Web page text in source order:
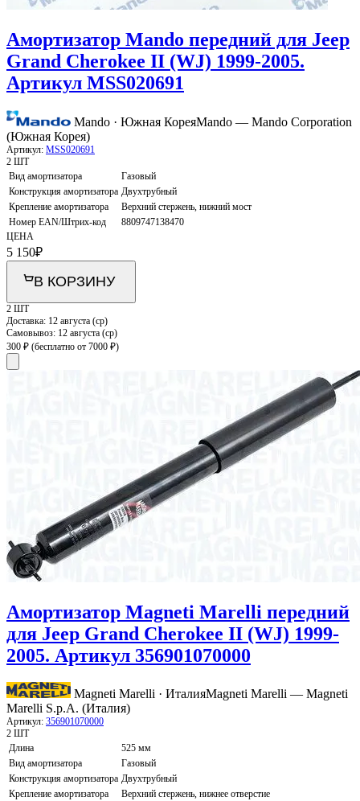
Амортизатор Mando передний для Jeep
Grand Cherokee II (WJ) 1999-2005.
Артикул MSS020691
Mando · Южная КореяMando — Mando Corporation
(Южная Корея)
Артикул: MSS020691
2 ШТ
Вид амортизатора
Газовый
Конструкция амортизатора Двухтрубный
Крепление амортизатора
Верхний стержень, нижний мост
Номер EAN/Штрих-код
8809747138470
ЦЕНА
5 150₽
В КОРЗИНУ
2 ШТ
Доставка: 12 августа (ср)
Самовывоз: 12 августа (ср)
300 ₽ (бесплатно от 7000 ₽)
Амортизатор Magneti Marelli передний
для Jeep Grand Cherokee II (WJ) 1999-
2005. Артикул 356901070000
Magneti Marelli · ИталияMagneti Marelli — Magneti
Marelli S.p.A. (Италия)
Артикул: 356901070000
2 ШТ
Длина
525 мм
Вид амортизатора
Газовый
Конструкция амортизатора Двухтрубный
Крепление амортизатора
Верхний стержень, нижнее отверстие